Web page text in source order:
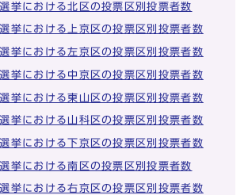
挙における北区の投票区別投票者数
挙における上京区の投票区別投票者数
挙における左京区の投票区別投票者数
挙における中京区の投票区別投票者数
挙における東山区の投票区別投票者数
挙における山科区の投票区別投票者数
挙における下京区の投票区別投票者数
挙における南区の投票区別投票者数
挙における右京区の投票区別投票者数